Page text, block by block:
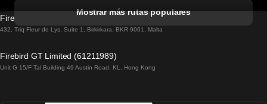
Tren De Lisboa A Lagos
Tren De Lisboa A Madrid
Mostrar más rutas populares
Firebird GT Limited (OC 1451)
432, Triq Fleur de Lys, Suite 1, Birkirkara, BKR 9061, Malta
Firebird GT Limited (61211989)
Unit G 15/F Tal Building 49 Austin Road, KL, Hong Kong